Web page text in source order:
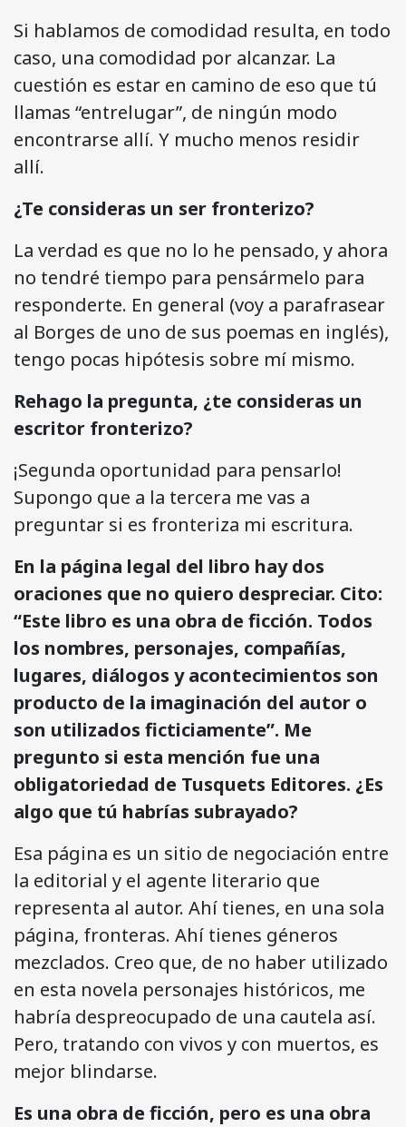
Si hablamos de comodidad resulta, en todo
caso, una comodidad por alcanzar. La
cuestión es estar en camino de eso que tú
llamas “entrelugar”, de ningún modo
encontrarse allí. Y mucho menos residir
allí.
¿Te consideras un ser fronterizo?
La verdad es que no lo he pensado, y ahora
no tendré tiempo para pensármelo para
responderte. En general (voy a parafrasear
al Borges de uno de sus poemas en inglés),
tengo pocas hipótesis sobre mí mismo.
Rehago la pregunta, ¿te consideras un
escritor fronterizo?
¡Segunda oportunidad para pensarlo!
Supongo que a la tercera me vas a
preguntar si es fronteriza mi escritura.
En la página legal del libro hay dos
oraciones que no quiero despreciar. Cito:
“Este libro es una obra de ficción. Todos
los nombres, personajes, compañías,
lugares, diálogos y acontecimientos son
producto de la imaginación del autor o
son utilizados ficticiamente”. Me
pregunto si esta mención fue una
obligatoriedad de Tusquets Editores. ¿Es
algo que tú habrías subrayado?
Esa página es un sitio de negociación entre
la editorial y el agente literario que
representa al autor. Ahí tienes, en una sola
página, fronteras. Ahí tienes géneros
mezclados. Creo que, de no haber utilizado
en esta novela personajes históricos, me
habría despreocupado de una cautela así.
Pero, tratando con vivos y con muertos, es
mejor blindarse.
Es una obra de ficción, pero es una obra